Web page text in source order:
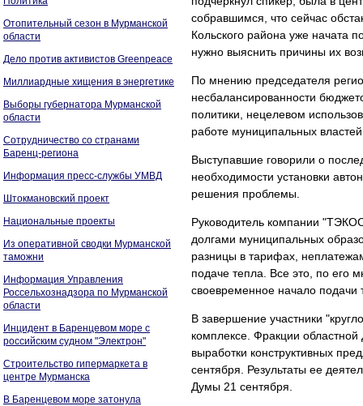
Отопительный сезон в Мурманской
области
Дело против активистов Greenpeace
Миллиардные хищения в энергетике
Выборы губернатора Мурманской
области
Сотрудничество со странами
Баренц-региона
Информация пресс-службы УМВД
Штокмановский проект
Национальные проекты
Из оперативной сводки Мурманской
таможни
Информация Управления
Россельхознадзора по Мурманской
области
Инцидент в Баренцевом море с
российским судном "Электрон"
Строительство гипермаркета в
центре Мурманска
В Баренцевом море затонула
собравшимся, что сейчас
Кольского района уже начата
нужно выяснить причины их
По мнению председателя
несбалансированности
политики, нецелевом
работе муниципальных
Выступавшие говорили о
необходимости установки
решения проблемы.
Руководитель компании
долгами муниципальных
разницы в тарифах,
подаче тепла. Все это, по его
своевременное начало подачи
В завершение участники
комплексе. Фракции
выработки конструктивных
сентября. Результаты ее
Думы 21 сентября.